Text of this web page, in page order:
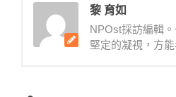
黎 育如
NPOst採訪編輯
堅定的凝視，方